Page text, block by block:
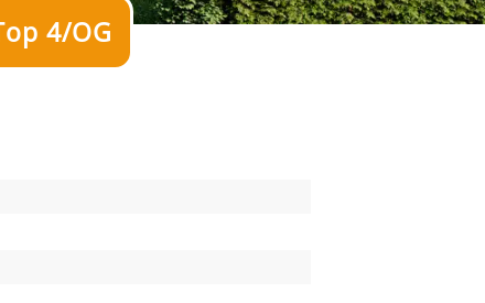
4/OG